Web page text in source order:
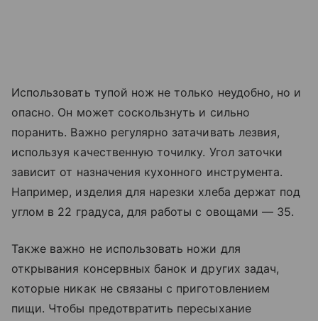
Использовать тупой нож не только неудобно, но и
опасно. Он может соскользнуть и сильно
поранить. Важно регулярно затачивать лезвия,
используя качественную точилку. Угол заточки
зависит от назначения кухонного инструмента.
Например, изделия для нарезки хлеба держат под
углом в 22 градуса, для работы с овощами — 35.
Также важно не использовать ножи для
открывания консервных банок и других задач,
которые никак не связаны с приготовлением
пищи. Чтобы предотвратить пересыхание